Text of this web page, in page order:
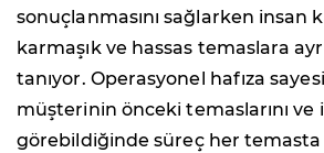
sonuçlanmasını sağlarken insan
karmaşık ve hassas temaslara
tanıyor. Operasyonel hafıza
müşterinin önceki temaslarını ve
görebildiğinde süreç her